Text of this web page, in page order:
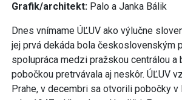
Grafik/architekt: Palo a Janka Bálik
Dnes vnímame ÚĽUV ako výlučne
jej prvá dekáda bola československým
spolupráca medzi pražskou centrálou a
pobočkou pretrvávala aj neskôr. ÚĽUV
Prahe, v decembri sa otvorili pobočky v